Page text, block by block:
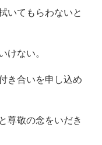
いてもらわないと
けない。
き合いを申し込め
尊敬の念をいだき